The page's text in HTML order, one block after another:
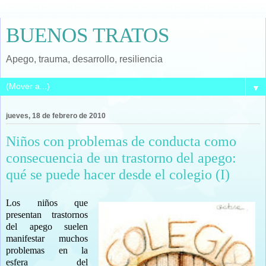
BUENOS TRATOS
Apego, trauma, desarrollo, resiliencia
▼
jueves, 18 de febrero de 2010
Niños con problemas de conducta como
consecuencia de un trastorno del apego:
qué se puede hacer desde el colegio (I)
Los niños que
presentan trastornos
del apego suelen
manifestar muchos
problemas en la
esfera del